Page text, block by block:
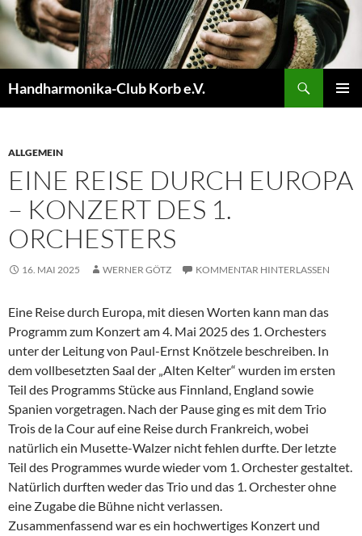
Zum
Inhalt
springen
Handharmonika-Club Korb e.V.
ALLGEMEIN
EINE REISE DURCH EUROPA
– KONZERT DES 1.
ORCHESTERS
16. MAI 2025 WERNER GÖTZ KOMMENTAR HINTERLASSEN
Eine Reise durch Europa, mit diesen Worten kann man das
Programm zum Konzert am 4. Mai 2025 des 1. Orchesters
unter der Leitung von Paul-Ernst Knötzele beschreiben. In
dem vollbesetzten Saal der „Alten Kelter“ wurden im ersten
Teil des Programms Stücke aus Finnland, England sowie
Spanien vorgetragen. Nach der Pause ging es mit dem Trio
Trois de la Cour auf eine Reise durch Frankreich, wobei
natürlich ein Musette-Walzer nicht fehlen durfte. Der letzte
Teil des Programmes wurde wieder vom 1. Orchester gestaltet.
Natürlich durften weder das Trio und das 1. Orchester ohne
eine Zugabe die Bühne nicht verlassen.
Zusammenfassend war es ein hochwertiges Konzert und